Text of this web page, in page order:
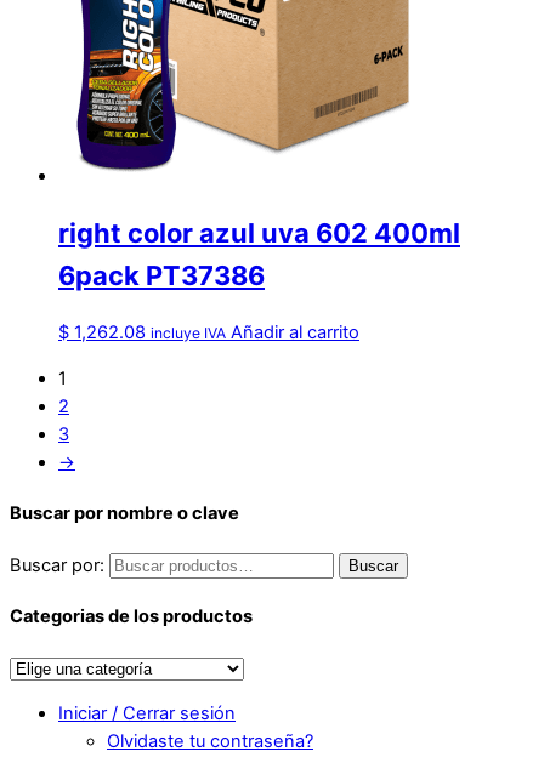
right color azul uva 602 400ml
6pack PT37386
$ 1,262.08 incluye IVA Añadir al carrito
1
2
3
→
Buscar por nombre o clave
Buscar por: Buscar
Categorias de los productos
Iniciar / Cerrar sesión
Olvidaste tu contraseña?